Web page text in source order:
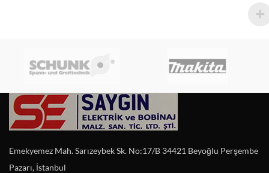
Emekyemez Mah. Sarızeybek Sk. No:17/B 34421 Beyoğlu Perşembe
Pazarı, İstanbul